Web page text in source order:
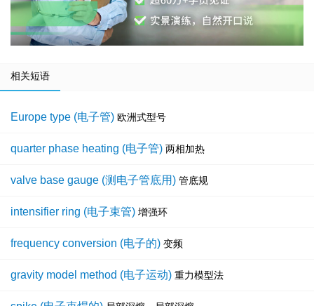
相关短语
Europe type (电子管) 欧洲式型号
quarter phase heating (电子管) 两相加热
valve base gauge (测电子管底用) 管底规
intensifier ring (电子束管) 增强环
frequency conversion (电子的) 变频
gravity model method (电子运动) 重力模型法